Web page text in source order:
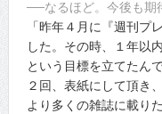
──なるほど。今後も期
「昨年４月に『週刊プ
した。その時、１年以
という目標を立てたん
２回、表紙にして頂き
より多くの雑誌に載り